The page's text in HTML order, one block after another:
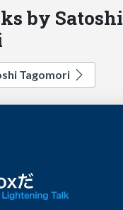
by Satoshi
Tagomori